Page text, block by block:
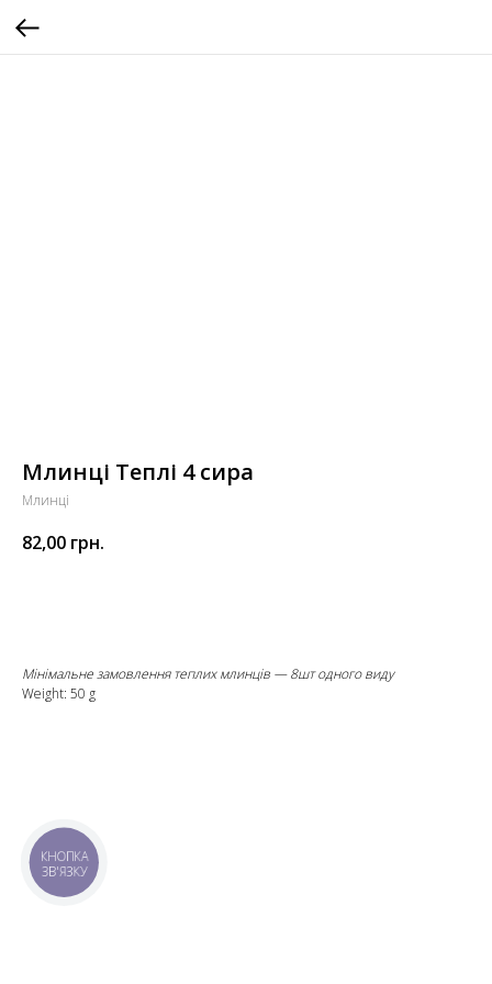
Млинці Теплі 4 сира
Млинці
82,00 грн.
Мінімальне замовлення теплих млинців — 8шт одного виду
Weight: 50 g
КНОПКА
ЗВ'ЯЗКУ